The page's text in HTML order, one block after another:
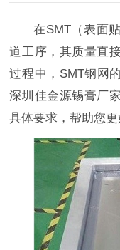
在SMT（表面
道工序，其质量直
过程中，SMT钢网
深圳佳金源锡膏厂
具体要求，帮助您更